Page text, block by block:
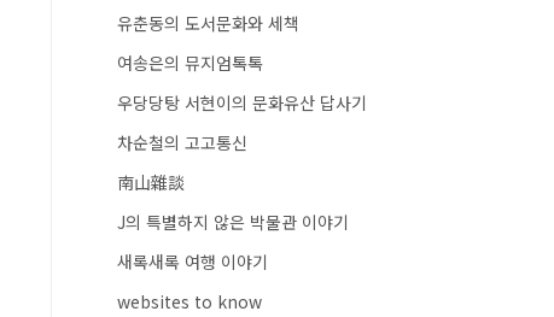
유춘동의 도서문화와 세책
여송은의 뮤지엄톡톡
우당당탕 서현이의 문화유산 답사기
차순철의 고고통신
南山雜談
J의 특별하지 않은 박물관 이야기
새록새록 여행 이야기
websites to know